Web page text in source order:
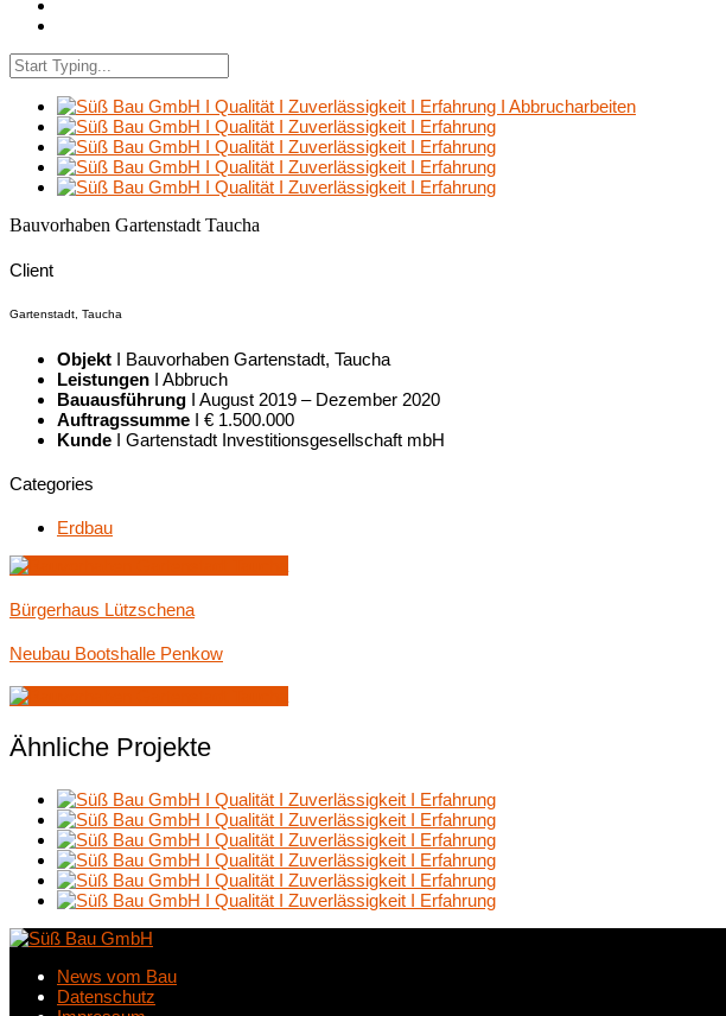
Bauvorhaben Gartenstadt Taucha
Client
Gartenstadt, Taucha
Objekt I Bauvorhaben Gartenstadt, Taucha
Leistungen I Abbruch
Bauausführung I August 2019 – Dezember 2020
Auftragssumme I € 1.500.000
Kunde I Gartenstadt Investitionsgesellschaft mbH
Categories
Erdbau
Bürgerhaus Lützschena
Neubau Bootshalle Penkow
Ähnliche Projekte
News vom Bau
Datenschutz